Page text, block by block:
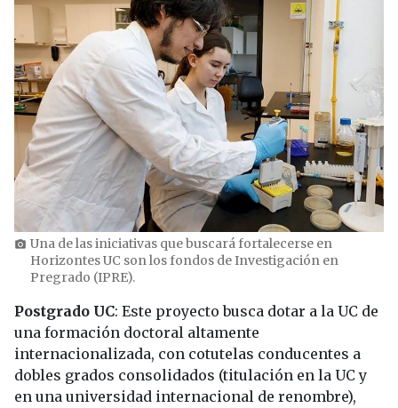
photo_camera Una de las iniciativas que buscará fortalecerse en
Horizontes UC son los fondos de Investigación en
Pregrado (IPRE).
Postgrado UC: Este proyecto busca dotar a la UC de
una formación doctoral altamente
internacionalizada, con cotutelas conducentes a
dobles grados consolidados (titulación en la UC y
en una universidad internacional de renombre),